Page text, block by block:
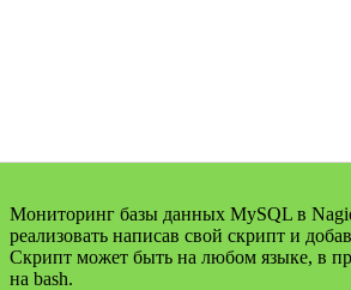
Мониторинг базы данных MySQL в
реализовать написав свой скрипт и
Скрипт может быть на любом языке, в
на bash.